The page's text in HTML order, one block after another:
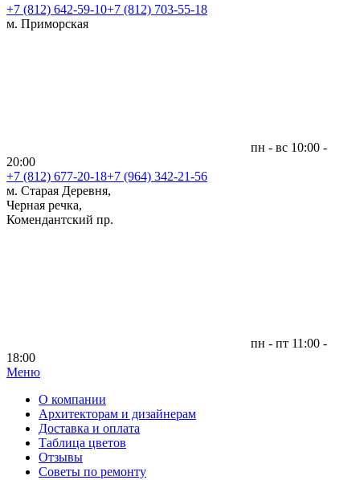
+7 (812) 642-59-10+7 (812) 703-55-18
м. Приморская
пн - вс 10:00 -
20:00
+7 (812) 677-20-18+7 (964) 342-21-56
м. Старая Деревня,
Черная речка,
Комендантский пр.
пн - пт 11:00 -
18:00
Меню|
О компании
Архитекторам и дизайнерам
Доставка и оплата
Таблица цветов
Отзывы
Советы по ремонту